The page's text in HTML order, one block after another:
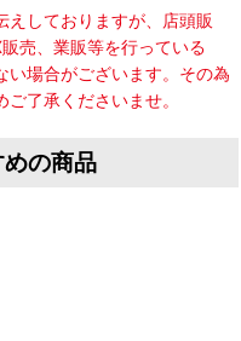
えしておりますが、店頭販
売、業販等を行っている
い場合がございます。その為
了承くださいませ。
の商品